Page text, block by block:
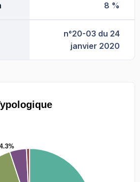
8 %
n°20-03 du 24
janvier 2020